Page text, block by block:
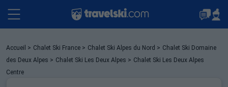
Packages
Accueil > Chalet Ski France > Chalet Ski Alpes du Nord > Chalet Ski Domaine
des Deux Alpes > Chalet Ski Les Deux Alpes > Chalet Ski Les Deux Alpes
Centre